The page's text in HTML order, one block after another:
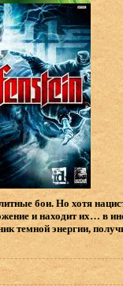
бои. Но хотя
и находит их… в
темной энергии,